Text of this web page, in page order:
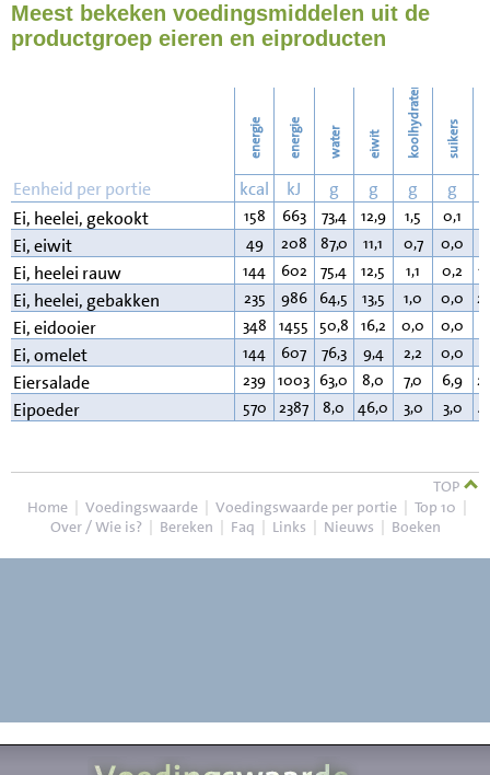
Strijken 30
34
Meest bekeken voedingsmiddelen uit de
productgroep eieren en eiproducten
energie energie water eiwit koolhydraten suikers
Eenheid per portie kcal kJ g g g g
Ei, heelei, gekookt
158 663 73,4 12,9 1,5 0,1
Ei, eiwit 49 208 87,0 11,1 0,7 0,0
Ei, heelei rauw 144 602 75,4 12,5 1,1 0,2
Ei, heelei, gebakken 235 986 64,5 13,5 1,0 0,0
Ei, eidooier 348 1455 50,8 16,2 0,0 0,0
Ei, omelet 144 607 76,3 9,4 2,2 0,0
Eiersalade 239 1003 63,0 8,0 7,0 6,9
Eipoeder 570 2387 8,0 46,0 3,0 3,0
TOP
Home | Voedingswaarde | Voedingswaarde per portie | Top 10 |
Over / Wie is? | Bereken | Faq | Links | Nieuws | Boeken